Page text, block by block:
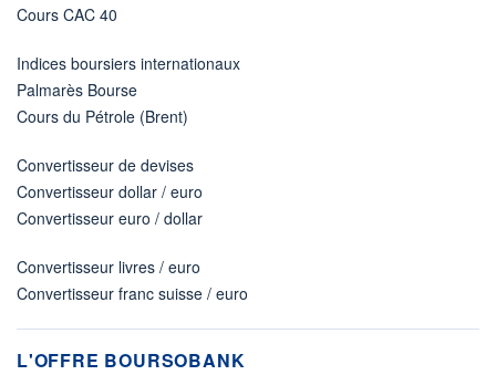
Cours CAC 40
Indices boursiers internationaux
Palmarès Bourse
Cours du Pétrole (Brent)
Convertisseur de devises
Convertisseur dollar / euro
Convertisseur euro / dollar
Convertisseur livres / euro
Convertisseur franc suisse / euro
L'OFFRE BOURSOBANK